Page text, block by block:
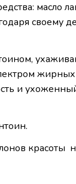
масло
своему
жирных
и
красоты